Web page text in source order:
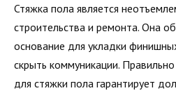
Стяжка пола является
строительства и ремонта. Она
основание для укладки
скрыть коммуникации.
для стяжки пола гарантирует